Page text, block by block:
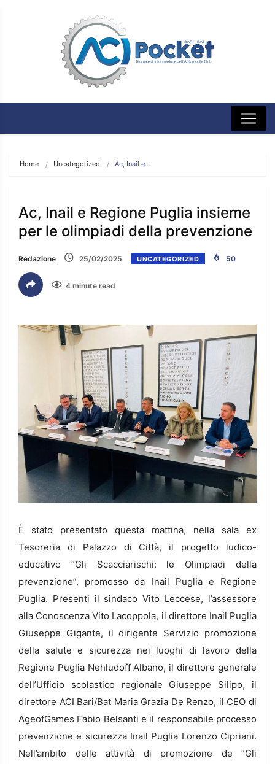
Home Uncategorized Ac, Inail e…
Ac, Inail e Regione Puglia insieme
per le olimpiadi della prevenzione
Redazione 25/02/2025 UNCATEGORIZED 50
4 minute read
È stato presentato questa mattina, nella sala ex
Tesoreria di Palazzo di Città, il progetto ludico-
educativo “Gli Scacciarischi: le Olimpiadi della
prevenzione”, promosso da Inail Puglia e Regione
Puglia. Presenti il sindaco Vito Leccese, l’assessore
alla Conoscenza Vito Lacoppola, il direttore Inail Puglia
Giuseppe Gigante, il dirigente Servizio promozione
della salute e sicurezza nei luoghi di lavoro della
Regione Puglia Nehludoff Albano, il direttore generale
dell’Ufficio scolastico regionale Giuseppe Silipo, il
direttore ACI Bari/Bat Maria Grazia De Renzo, il CEO di
AgeofGames Fabio Belsanti e il responsabile processo
prevenzione e sicurezza Inail Puglia Lorenzo Cipriani.
Nell’ambito delle attività di promozione de “Gli